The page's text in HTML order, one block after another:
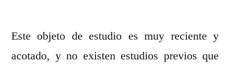
Este objeto de estudio es muy reciente y
acotado, y no existen estudios previos que